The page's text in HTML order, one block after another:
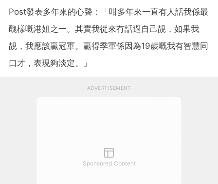
Post發表多年來的心聲：「咁多年來一直有人話我係最
醜樣嘅港姐之一。其實我從來冇話過自己靚，如果我
靚，我應該贏冠軍。贏得季軍係因為19歲嘅我有智慧同
口才，表現夠淡定。」
ADVERTISEMENT
Sponsored Content